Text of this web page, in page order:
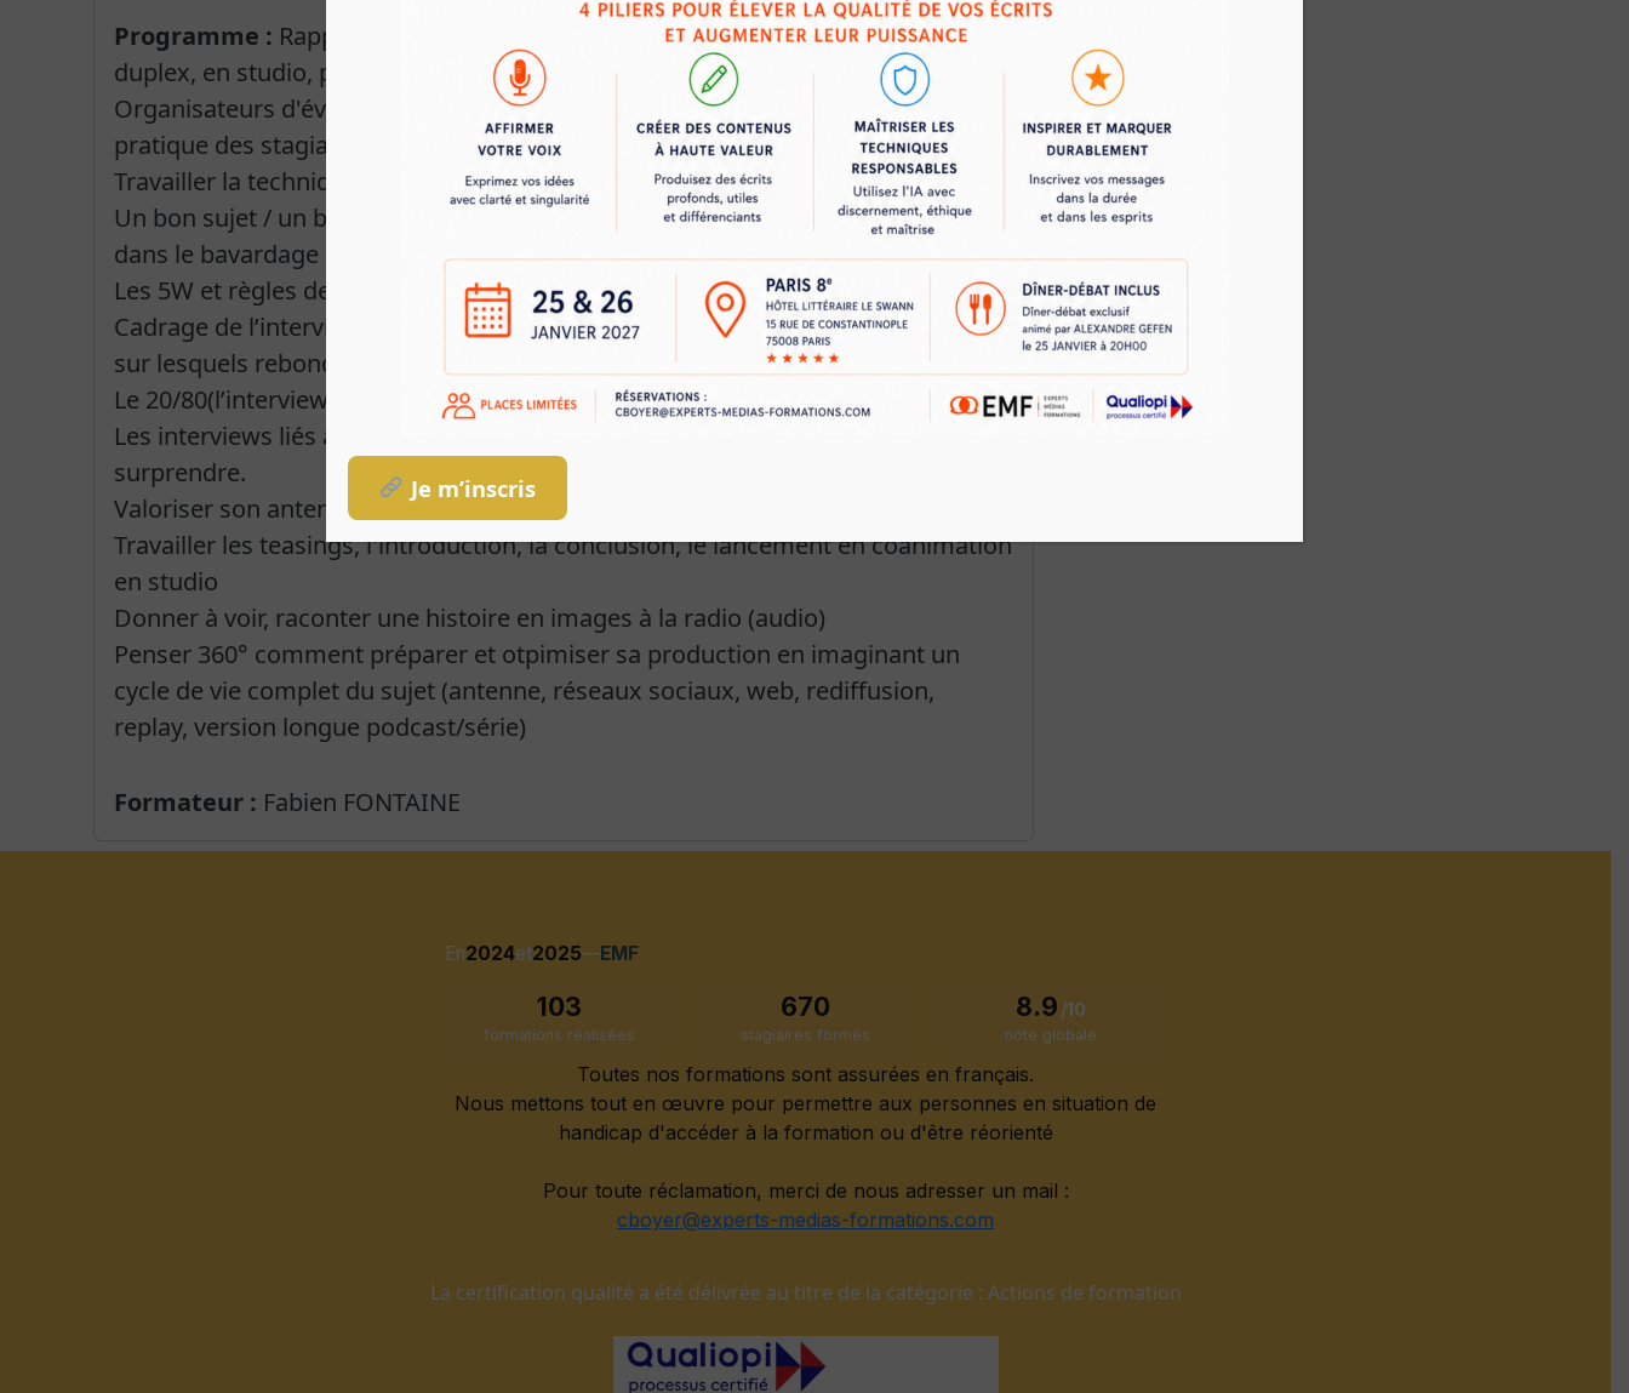
Programme : Rappel typologies d'Interview : Direct, enregistré, faux direct,
duplex, en studio, par téléphone, en visio.
Organisateurs d'évènements, insitutionnels, artistes, quelle est l'expérience et la
pratique des stagiaires ? Points Forts / points d'améliorations
Travailler la technique d'écriture de son interview
Un bon sujet / un bon angle / version courte vs version longue : ne pas sombrer
dans le bavardage
Les 5W et règles de proximités
Cadrage de l’interview, la documentation, les questions préparées, les éléments
sur lesquels rebondir. relancer, reformuler.
Le 20/80(l’interviewé parle 80 % du temps, l'interviewer 20% max)
Les interviews liés à une promotion artistique : sortir du convenu, créer,
surprendre.
Valoriser son antenne et sa marque grace à l'interviewé
Travailler les teasings, l'introduction, la conclusion, le lancement en coanimation
en studio
Donner à voir, raconter une histoire en images à la radio (audio)
Penser 360° comment préparer et otpimiser sa production en imaginant un
cycle de vie complet du sujet (antenne, réseaux sociaux, web, rediffusion,
replay, version longue podcast/série)
Formateur : Fabien FONTAINE
En2024et2025—EMF
103
formations réalisées
670
stagiaires formés
8.9 /10
note globale
Toutes nos formations sont assurées en français.
Nous mettons tout en œuvre pour permettre aux personnes en situation de
handicap d'accéder à la formation ou d'être réorienté
Pour toute réclamation, merci de nous adresser un mail :
cboyer@experts-medias-formations.com
La certification qualité a été délivrée au titre de la catégorie : Actions de formation
Je m’inscris